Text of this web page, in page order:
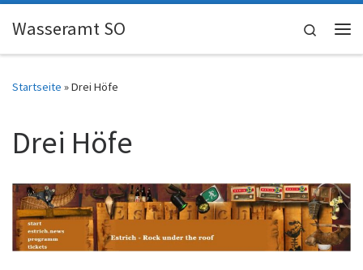
Skip to content
Wasseramt SO
Search
Startseite »Drei Höfe
Drei Höfe